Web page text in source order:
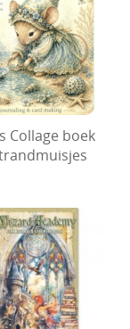
Collage boek